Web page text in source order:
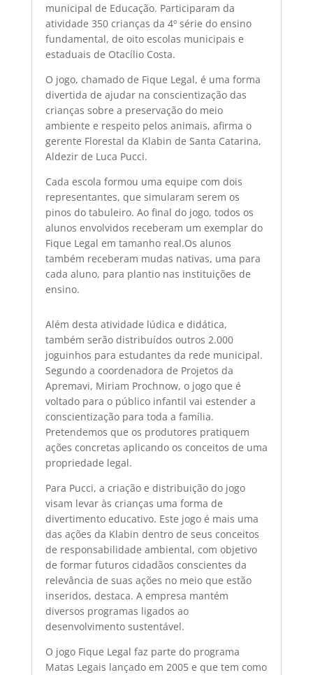
municipal de Educação. Participaram da
atividade 350 crianças da 4º série do ensino
fundamental, de oito escolas municipais e
estaduais de Otacílio Costa.
O jogo, chamado de Fique Legal, é uma forma
divertida de ajudar na conscientização das
crianças sobre a preservação do meio
ambiente e respeito pelos animais, afirma o
gerente Florestal da Klabin de Santa Catarina,
Aldezir de Luca Pucci.
Cada escola formou uma equipe com dois
representantes, que simularam serem os
pinos do tabuleiro. Ao final do jogo, todos os
alunos envolvidos receberam um exemplar do
Fique Legal em tamanho real.Os alunos
também receberam mudas nativas, uma para
cada aluno, para plantio nas instituições de
ensino.
Além desta atividade lúdica e didática,
também serão distribuídos outros 2.000
joguinhos para estudantes da rede municipal.
Segundo a coordenadora de Projetos da
Apremavi, Miriam Prochnow, o jogo que é
voltado para o público infantil vai estender a
conscientização para toda a família.
Pretendemos que os produtores pratiquem
ações concretas aplicando os conceitos de uma
propriedade legal.
Para Pucci, a criação e distribuição do jogo
visam levar às crianças uma forma de
divertimento educativo. Este jogo é mais uma
das ações da Klabin dentro de seus conceitos
de responsabilidade ambiental, com objetivo
de formar futuros cidadãos conscientes da
relevância de suas ações no meio que estão
inseridos, destaca. A empresa mantém
diversos programas ligados ao
desenvolvimento sustentável.
O jogo Fique Legal faz parte do programa
Matas Legais lançado em 2005 e que tem como